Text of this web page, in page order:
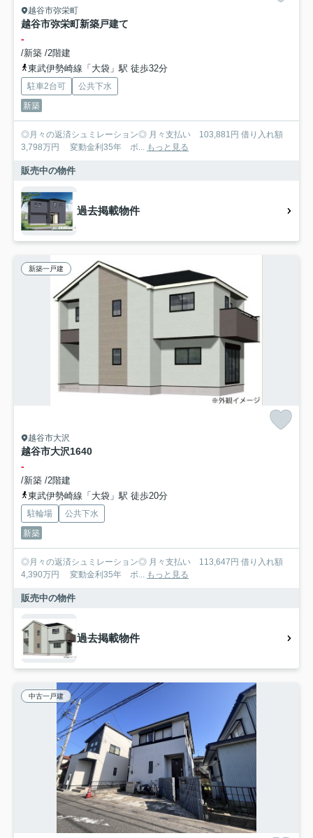
越谷市弥栄町
越谷市弥栄町新築戸建て
-
/新築 /2階建
東武伊勢崎線「大袋」駅 徒歩32分
駐車2台可
公共下水
新築
◎月々の返済シュミレーション◎ 月々支払い 103,881円 借り入れ額
3,798万円 変動金利35年 ボ... もっと見る
販売中の物件
過去掲載物件
新築一戸建
越谷市大沢
越谷市大沢1640
-
/新築 /2階建
東武伊勢崎線「大袋」駅 徒歩20分
駐輪場
公共下水
新築
◎月々の返済シュミレーション◎ 月々支払い 113,647円 借り入れ額
4,390万円 変動金利35年 ボ... もっと見る
販売中の物件
過去掲載物件
中古一戸建